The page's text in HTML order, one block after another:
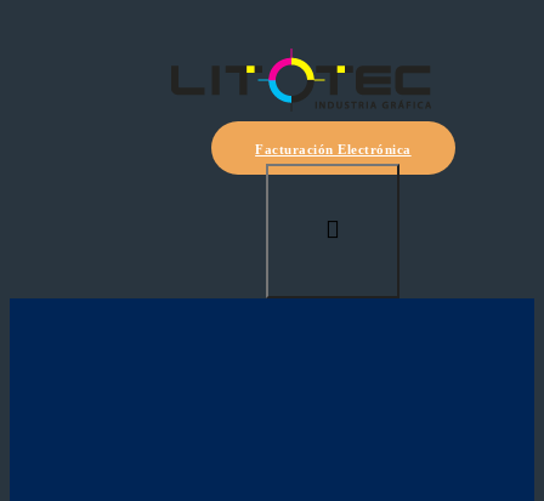
Facturación Electrónica